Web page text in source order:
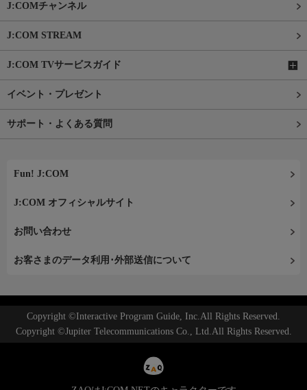
J:COMチャンネル
J:COM STREAM
J:COM TVサービスガイド
イベント・プレゼント
サポート・よくある質問
Fun! J:COM
J:COM オフィシャルサイト
お問い合わせ
お客さまのデータ利用･外部送信について
Copyright ©Interactive Program Guide, Inc.All Rights Reserved.
Copyright ©Jupiter Telecommunications Co., Ltd.All Rights Reserved.